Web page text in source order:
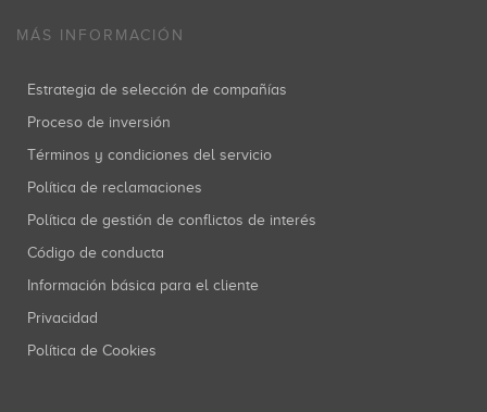
MÁS INFORMACIÓN
Estrategia de selección de compañías
Proceso de inversión
Términos y condiciones del servicio
Política de reclamaciones
Política de gestión de conflictos de interés
Código de conducta
Información básica para el cliente
Privacidad
Política de Cookies